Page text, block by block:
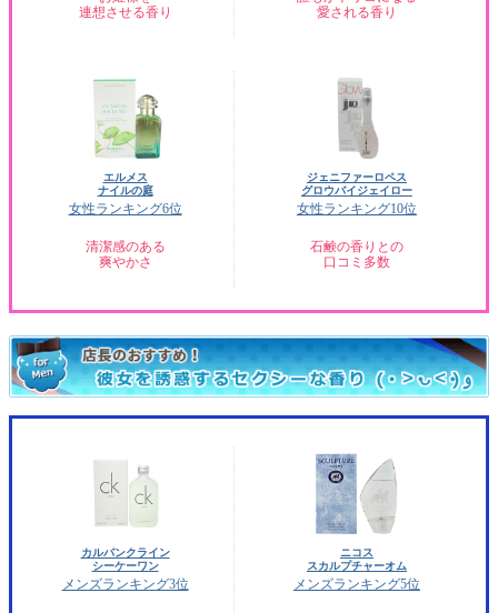
連想させる香り
愛される香り
エルメス
ナイルの庭
女性ランキング6位
清潔感のある
爽やかさ
ジェニファーロペス
グロウバイジェイロー
女性ランキング10位
石鹸の香りとの
口コミ多数
カルバンクライン
シーケーワン
メンズランキング3位
ニコス
スカルプチャーオム
メンズランキング5位